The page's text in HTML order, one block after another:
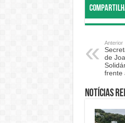
Anterior
de
frente
Notícias